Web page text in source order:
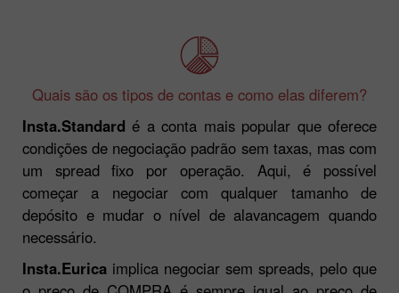
Quais são os tipos de contas e como elas diferem?
Insta.Standard é a conta mais popular que oferece
condições de negociação padrão sem taxas, mas com
um spread fixo por operação. Aqui, é possível
começar a negociar com qualquer tamanho de
necessário.